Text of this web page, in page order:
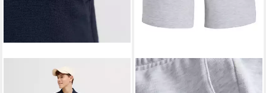
JACK & JONES JUNIOR
Shorts JPSTJAIDEN WAFFLE
JACK & JONES JUNIOR
Sweatshorts JPSTGORDON